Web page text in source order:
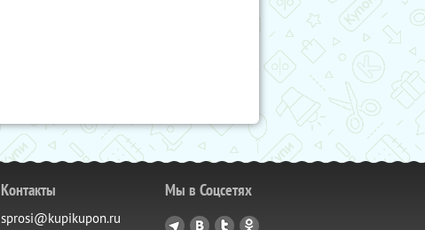
Контакты
sprosi@kupikupon.ru
Мы в Соцсетях